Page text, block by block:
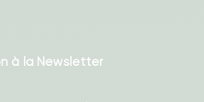
à la Newsletter